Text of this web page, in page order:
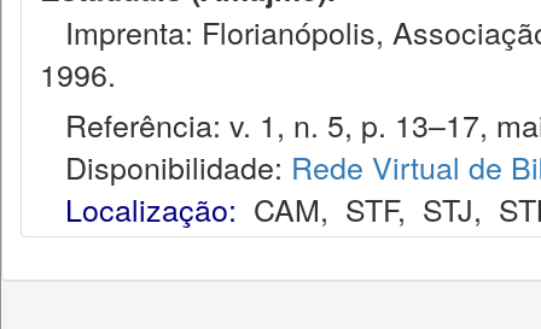
Imprenta: Florianópolis,
1996.
Referência: v. 1, n. 5, p. 13–17,
Disponibilidade: Rede Virtual de
Localização: CAM, STF, STJ,